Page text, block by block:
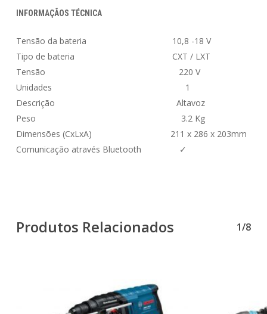
INFORMAÇÃOS TÉCNICA
Tensão da bateria 10,8 -18 V
Tipo de bateria CXT / LXT
Tensão 220 V
Unidades 1
Descrição Altavoz
Peso 3.2 Kg
Dimensões (CxLxA) 211 x 286 x 203mm
Comunicação através Bluetooth ✓
Produtos Relacionados 1/8